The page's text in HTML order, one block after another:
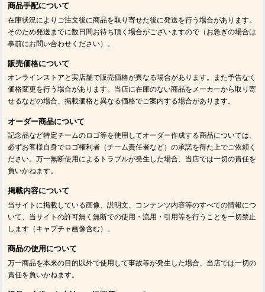
商品手配について
在庫状況によりご注文後に商品を取り寄せた後に発送を行う場合があります。
そのため発送までに数日間お待ち頂く場合がございますので（お急ぎの場合は
事前にお問い合わせください）。
販売価格について
オンラインストアと実店舗で販売価格が異なる場合があります。また予告なく
価格変更を行う場合があります。当店に在庫のない商品をメーカーから取り寄
せるなどの場合、掲載価格と異なる価格でご案内する場合があります。
オーダー商品について
記念品など特定チームのロゴ等を使用してオーダー作成する商品については、
必ずお客様自身でロゴ権利者（チーム責任者など）の承諾を得た上でご依頼く
ださい。万一無断使用によるトラブルが発生した場合、当店では一切の責任を
負いかねます。
掲載内容について
当サイトに掲載している画像、説明文、コンテンツ内容等のすべての情報につ
いて、当サイトの許可無く無断での使用・流用・引用等を行うことを一切禁止
します（キャプチャ画像含む）。
商品の使用について
万一商品を本来の目的以外で使用して事故等が発生した場合、当店では一切の
責任を負いかねます。